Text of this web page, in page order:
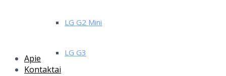
LG G2 Mini
LG G3
Apie
Kontaktai